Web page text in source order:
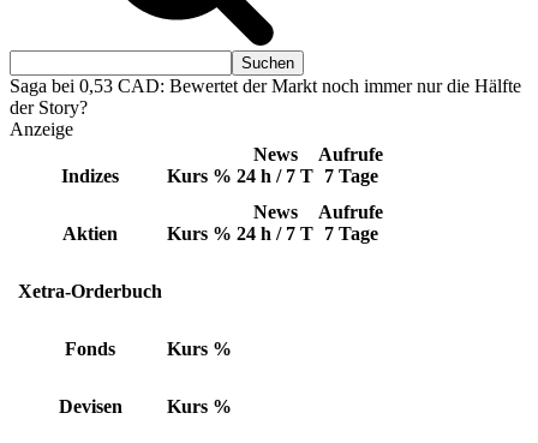
Saga bei 0,53 CAD: Bewertet der Markt noch immer nur die Hälfte
der Story?
Anzeige
Indizes Kurs %
News
24 h / 7 T
Aufrufe
7 Tage
Aktien Kurs %
News
24 h / 7 T
Aufrufe
7 Tage
Xetra-Orderbuch
Fonds Kurs %
Devisen Kurs %